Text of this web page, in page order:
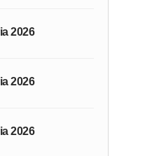
2026
2026
2026